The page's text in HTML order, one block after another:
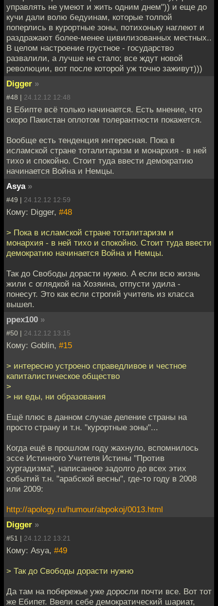
управлять не умеют и жить одним днем")) и еще до
кучи дали волю бедуинам, которые толпой
поперлись в курортные зоны, потихоньку наглеют и
раздражают более-менее цивилизованных местных..
В целом настроение грустное - государство
развалили, а лучше не стало; все ждут новой
революции, вот после которой уж точно заживут)))
Digger »
#48 | 24.12.12 12:48
В Ебипте всё только начинается. Есть мнение, что
скоро Пакистан оплотом толерантности покажется.
Вообще есть тенденция интересная. Пока в
исламской стране тоталитаризм и монархия - в ней
тихо и спокойно. Стоит туда ввести демократию
начинается Война и Немцы.
Asya »
#49 | 24.12.12 12:59
Кому: Digger, #48
> Пока в исламской стране тоталитаризм и
монархия - в ней тихо и спокойно. Стоит туда ввести
демократию начинается Война и Немцы.
Так до Свободы дорасти нужно. А если всю жизнь
жили с оглядкой на Хозяина, отпусти удила -
понесут. Это как если строгий учитель из класса
вышел.
ppex100 »
#50 | 24.12.12 13:15
Кому: Goblin, #15
> интересно устроено справедливое и честное
капиталистическое общество
>
> ни еды, ни образования
Ещё плюс в данном случае деление страны на
просто страну и т.н. "курортные зоны"...
Когда ещё в прошлом году жахнуло, вспомнилось
эссе Истинного Учителя Истины "Против
хургадизма", написанное задолго до всех этих
событий т.н. "арабской весны", где-то году в 2008
или 2009:
http://apology.ru/humour/abpokoj/0013.html
Digger »
#51 | 24.12.12 13:21
Кому: Asya, #49
> Так до Свободы дорасти нужно
Да там на побережье уже доросли почти все. Вот тот
же Ебипет. Ввели себе демократический шариат,